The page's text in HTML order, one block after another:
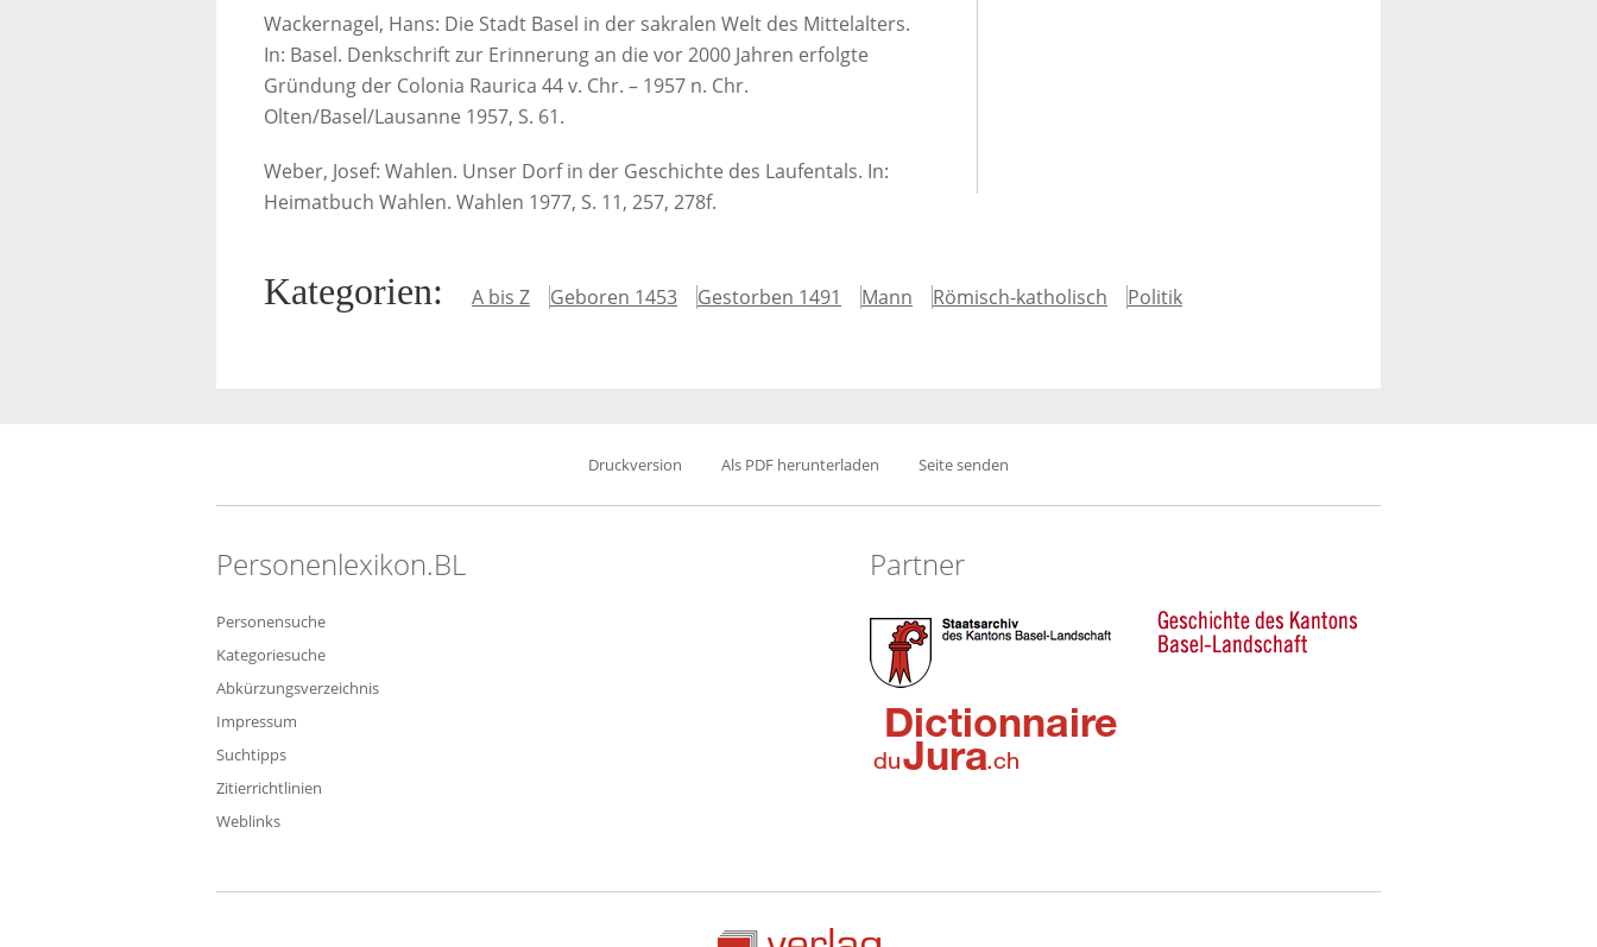
Wackernagel, Hans: Die Stadt Basel in der sakralen Welt des Mittelalters.
In: Basel. Denkschrift zur Erinnerung an die vor 2000 Jahren erfolgte
Gründung der Colonia Raurica 44 v. Chr. – 1957 n. Chr.
Olten/Basel/Lausanne 1957, S. 61.
Weber, Josef: Wahlen. Unser Dorf in der Geschichte des Laufentals. In:
Heimatbuch Wahlen. Wahlen 1977, S. 11, 257, 278f.
Kategorien: A bis Z Geboren 1453 Gestorben 1491 Mann Römisch-katholisch Politik
Druckversion Als PDF herunterladen Seite senden
Personenlexikon.BL
Personensuche
Kategoriesuche
Abkürzungsverzeichnis
Impressum
Suchtipps
Zitierrichtlinien
Weblinks
Partner